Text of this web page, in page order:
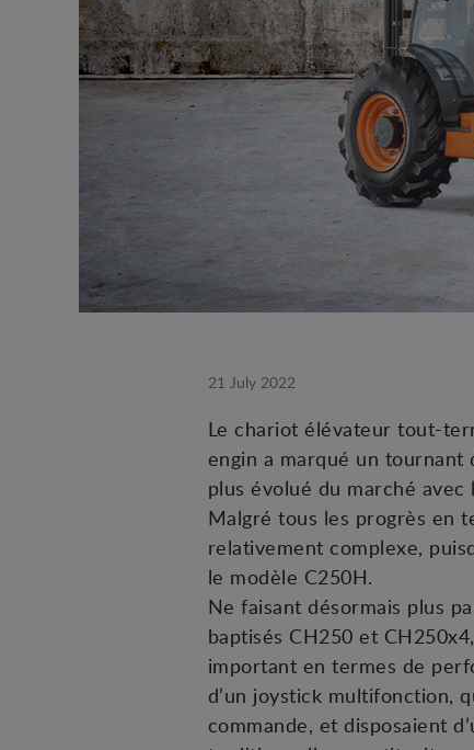
21 July 2022
Le chariot élévateur tout-
engin a marqué un tournant
plus évolué du marché
Malgré tous les progrès en
relativement complexe,
le modèle C250H.
Ne faisant désormais plus
baptisés CH250 et
important en termes de
d’un joystick multifonction,
commande, et disposaient